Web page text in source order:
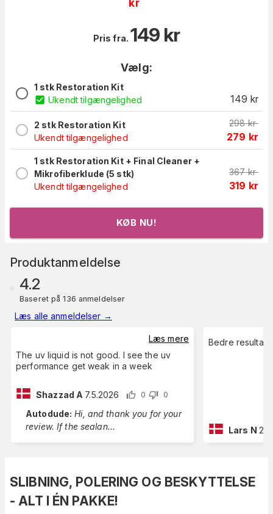
kr
Pris fra. 149 kr
Vælg:
1 stk Restoration Kit
Ukendt tilgængelighed
149 kr
2 stk Restoration Kit
Ukendt tilgængelighed
298 kr
279 kr
1 stk Restoration Kit + Final Cleaner +
Mikrofiberklude (5 stk)
Ukendt tilgængelighed
367 kr
319 kr
KØB NU!
Produktanmeldelse
4.2
Baseret på 136 anmeldelser
Læs alle anmeldelser →
Læs mere
The uv liquid is not good. I see the uv
performance get weak in a week
Shazzad A 7.5.2026 0 0
Autodude: Hi, and thank you for your
review. If the sealan...
Bedre resultat
Lars N
SLIBNING, POLERING OG BESKYTTELSE
- ALT I ÉN PAKKE!